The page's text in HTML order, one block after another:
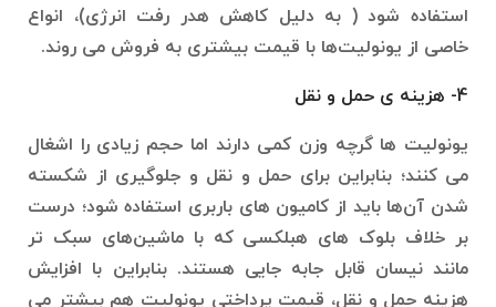
استفاده شود ( به دلیل کاهش هدر رفت انرژی)، انواع
خاصی از یونولیت‌ها با قیمت بیشتری به فروش می روند.
4- هزینه‌ ی حمل و نقل
یونولیت ها گرچه وزن کمی دارند اما حجم زیادی را اشغال
می کنند؛ بنابراین برای حمل و نقل و جلوگیری از شکسته
شدن آن‌ها باید از کامیون‌ های باربری استفاده شود؛ درست
بر خلاف بلوک‌ های هبلکسی که با ماشین‌های سبک تر
مانند نیسان قابل جابه جایی هستند. بنابراین با افزایش
هزینه حمل و نقل، قیمت پرداختی یونولیت هم بیشتر می